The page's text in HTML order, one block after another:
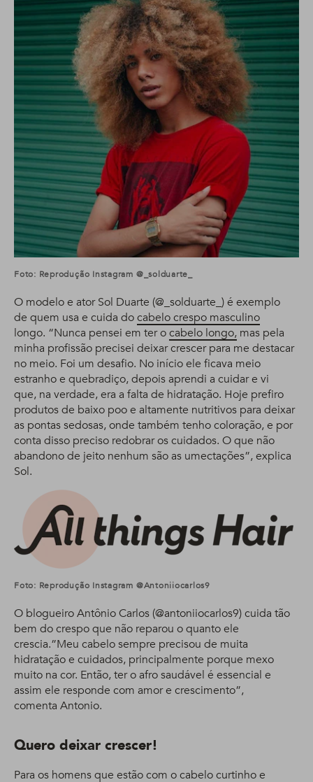
Foto: Reprodução Instagram @_solduarte_
O modelo e ator Sol Duarte (@_solduarte_) é exemplo
de quem usa e cuida docabelo crespo masculino
longo. “Nunca pensei em ter ocabelo longo, mas pela
minha profissão precisei deixar crescer para me destacar
no meio. Foi um desafio. No início ele ficava meio
estranho e quebradiço, depois aprendi a cuidar e vi
que, na verdade, era a falta de hidratação. Hoje prefiro
produtos de baixo poo e altamente nutritivos para deixar
as pontas sedosas, onde também tenho coloração, e por
conta disso preciso redobrar os cuidados. O que não
abandono de jeito nenhum são as umectações”, explica
Sol.
Foto: Reprodução Instagram @antoniiocarlos9
O blogueiro Antônio Carlos (@antoniiocarlos9) cuida tão
bem do crespo que não reparou o quanto ele
crescia.”Meu cabelo sempre precisou de muita
hidratação e cuidados, principalmente porque mexo
muito na cor. Então, ter o afro saudável é essencial e
assim ele responde com amor e crescimento”,
comenta Antonio.
Quero deixar crescer!
Para os homens que estão com o cabelo curtinho e